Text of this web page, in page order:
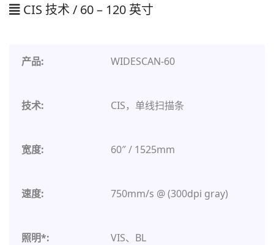
CIS 技术 / 60 – 120 英寸
WIDESCAN-60
CIS，单线扫描条
60″ / 1525mm
750mm/s @ (300dpi gray)
VIS、BL